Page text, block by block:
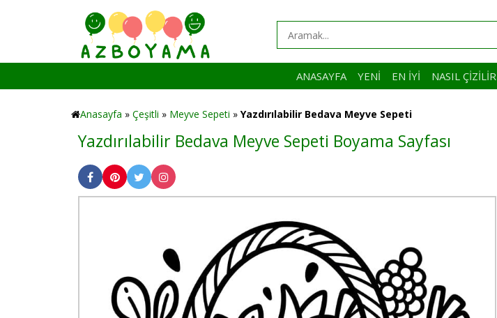
ANASAYFA YENI EN İYI NASIL ÇIZILIR
Anasayfa » Çeşitli » Meyve Sepeti » Yazdırılabilir Bedava Meyve Sepeti
Yazdırılabilir Bedava Meyve Sepeti Boyama Sayfası